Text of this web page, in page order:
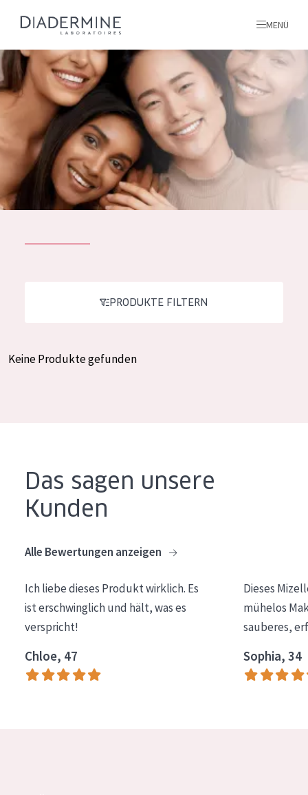
Nachtcreme
Augencreme
PRODUKTLINIE
Essentials
Lift+
Expert
ALLE PRODUKTE
Alle produkte
MENÜ
Startseite
inhaltsstoffe
Über uns
Inspiration
Spanish
PRODUKTE FILTERN
Keine Produkte gefunden
Das sagen unsere
Kunden
Alle Bewertungen anzeigen
Ich liebe dieses Produkt wirklich. Es
ist erschwinglich und hält, was es
verspricht!
Chloe, 47
Dieses
mühelos
sauberes,
Sophia, 34